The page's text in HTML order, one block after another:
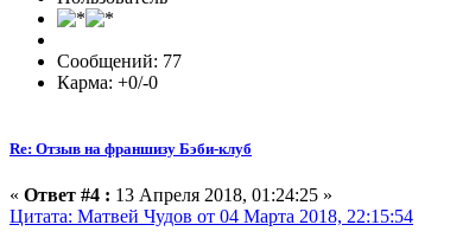
Сообщений: 77
Карма: +0/-0
Re: Отзыв на франшизу Бэби-клуб
« Ответ #4 : 13 Апреля 2018, 01:24:25 »
Цитата: Матвей Чудов от 04 Марта 2018, 22:15:54